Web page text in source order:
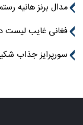
مدال برنز هانیه
فغانی غایب لیست
سورپرایز جذاب